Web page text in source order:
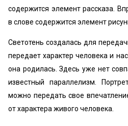
содержится элемент рассказа.
в слове содержится элемент
Светотень создалась для
передает характер человека и
она родилась. Здесь уже нет
известный параллелизм.
можно передать свое
от характера живого человека.